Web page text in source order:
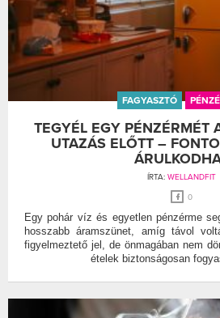
FAGYASZTÓ
TEGYÉL EGY PÉNZÉRMÉT
UTAZÁS ELŐTT –
ÍRTA: WELLANDFIT
0
Egy pohár víz és egyetlen pénzérme
hosszabb áramszünet, amíg távol
figyelmeztető jel, de önmagában nem
ételek biztonságosan